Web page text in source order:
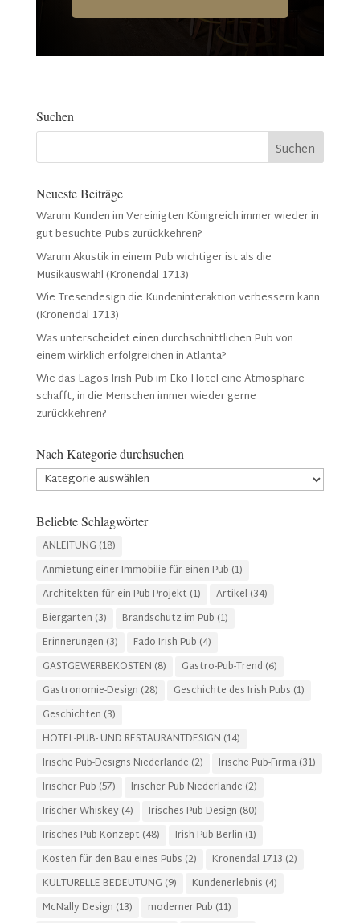
Suchen
Neueste Beiträge
Warum Kunden im Vereinigten Königreich immer wieder in
gut besuchte Pubs zurückkehren?
Warum Akustik in einem Pub wichtiger ist als die
Musikauswahl (Kronendal 1713)
Wie Tresendesign die Kundeninteraktion verbessern kann
(Kronendal 1713)
Was unterscheidet einen durchschnittlichen Pub von
einem wirklich erfolgreichen in Atlanta?
Wie das Lagos Irish Pub im Eko Hotel eine Atmosphäre
schafft, in die Menschen immer wieder gerne
zurückkehren?
Nach Kategorie durchsuchen
Nach
Kategorie
durchsuchen
Beliebte Schlagwörter
ANLEITUNG (18)
Anmietung einer Immobilie für einen Pub (1)
Architekten für ein Pub-Projekt (1) Artikel (34)
Biergarten (3) Brandschutz im Pub (1)
Erinnerungen (3) Fado Irish Pub (4)
GASTGEWERBEKOSTEN (8) Gastro-Pub-Trend (6)
Gastronomie-Design (28) Geschichte des Irish Pubs (1)
Geschichten (3)
HOTEL-PUB- UND RESTAURANTDESIGN (14)
Irische Pub-Designs Niederlande (2) Irische Pub-Firma(31)
Irischer Pub (57) Irischer Pub Niederlande (2)
Irischer Whiskey (4) Irisches Pub-Design (80)
Irisches Pub-Konzept (48) Irish Pub Berlin (1)
Kosten für den Bau eines Pubs (2) Kronendal 1713 (2)
KULTURELLE BEDEUTUNG (9) Kundenerlebnis (4)
McNally Design (13) moderner Pub (11)